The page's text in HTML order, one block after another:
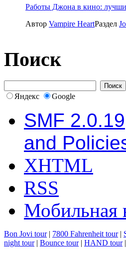
Работы Джона в кино:
Автор Vampire HeartРаздел
Поиск
Яндекс Google
SMF 2.0.19
and
XHTML
RSS
Мобильная
Bon Jovi tour| 7800 Fahrenheit tour|
night tour| Bounce tour| HAND tour|